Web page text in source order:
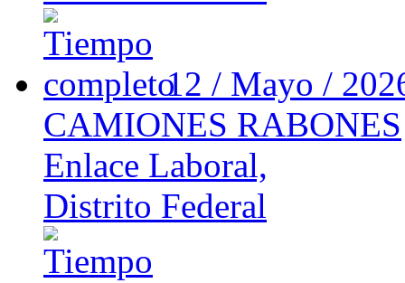
12 / Mayo /
CAMIONES RABONES
Enlace Laboral,
Distrito Federal